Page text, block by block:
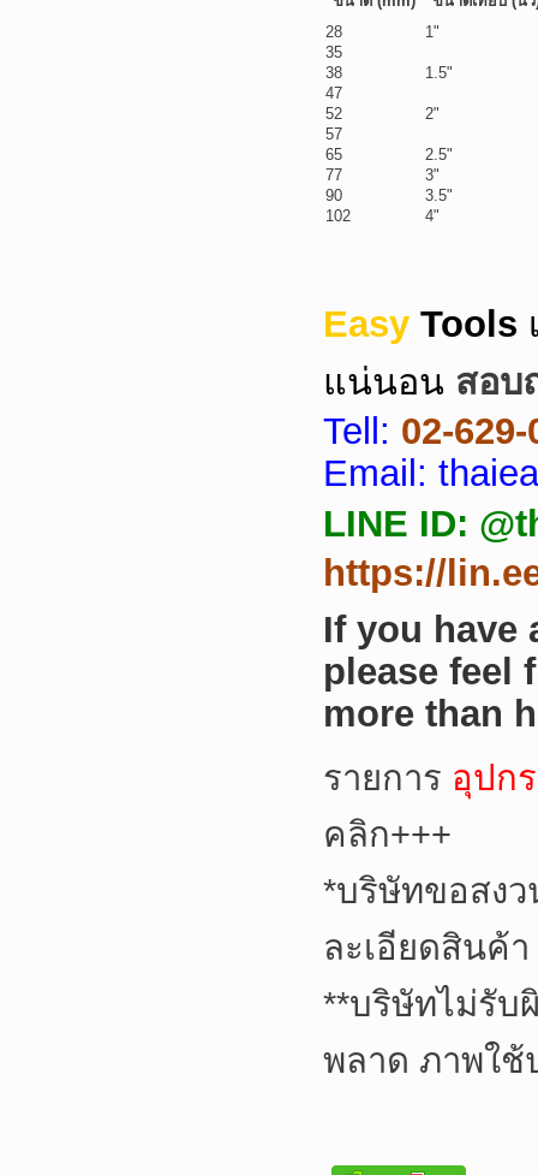
28
1"
35
38
1.5"
47
52
2"
57
65
2.5"
77
3"
90
3.5"
102
4"
Easy Tools
แน่นอน สอบ
Tell: 02-629-
Email:
LINE ID:
https://
If you have
please feel
more than
รายการ อุปก
คลิก+++
*บริษัทขอสงว
ละเอียดสินค้
**บริษัทไม่รับ
พลาด ภาพใ